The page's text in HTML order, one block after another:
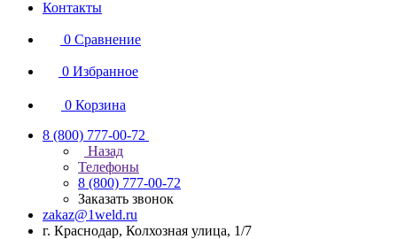
Контакты
0 Сравнение
0 Избранное
0 Корзина
8 (800) 777-00-72
Назад
Телефоны
8 (800) 777-00-72
Заказать звонок
zakaz@1weld.ru
г. Краснодар, Колхозная улица, 1/7